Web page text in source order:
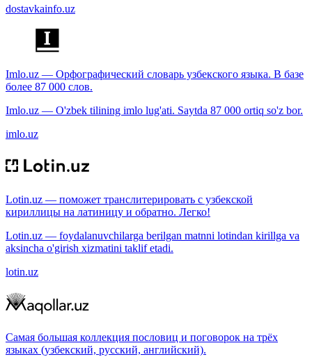
dostavkainfo.uz
Imlo.uz — Орфографический словарь узбекского языка. В базе
более 87 000 слов.
Imlo.uz — O'zbek tilining imlo lug'ati. Saytda 87 000 ortiq so'z bor.
imlo.uz
Lotin.uz — поможет транслитерировать с узбекской
кириллицы на латиницу и обратно. Легко!
Lotin.uz — foydalanuvchilarga berilgan matnni lotindan kirillga va
aksincha o'girish xizmatini taklif etadi.
lotin.uz
Самая большая коллекция пословиц и поговорок на трёх
языках (узбекский, русский, английский).